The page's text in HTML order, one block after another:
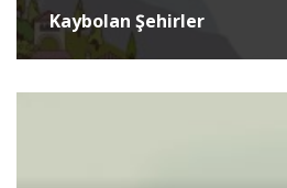
Kaybolan Şehirler